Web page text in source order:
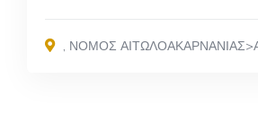
, ΝΟΜΟΣ